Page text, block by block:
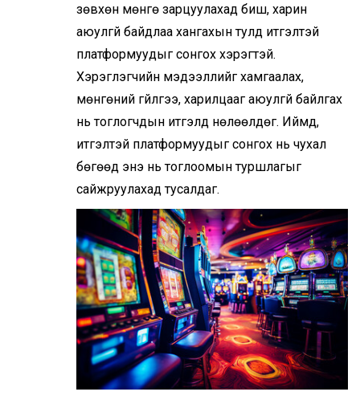
зөвхөн мөнгө зарцуулахад биш, харин
аюулгүй байдлаа хангахын тулд итгэлтэй
платформуудыг сонгох хэрэгтэй.
Хэрэглэгчийн мэдээллийг хамгаалах,
мөнгөний гүйлгээ, харилцааг аюулгүй байлгах
нь тоглогчдын итгэлд нөлөөлдөг. Иймд,
итгэлтэй платформуудыг сонгох нь чухал
бөгөөд энэ нь тоглоомын туршлагыг
сайжруулахад тусалдаг.